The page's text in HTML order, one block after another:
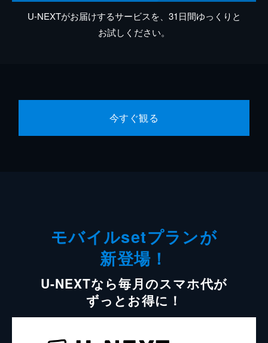
U-NEXTがお届けするサービスを、31日間ゆっくりと
お試しください。
今すぐ観る
モバイルsetプランが
新登場！
U-NEXTなら毎月のスマホ代が
ずっとお得に！